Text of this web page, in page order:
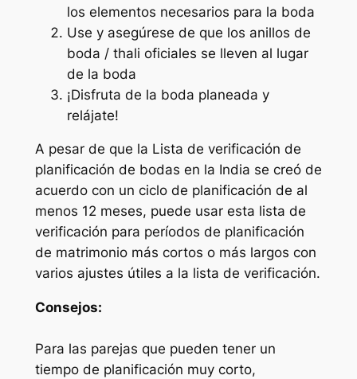
los elementos necesarios para la boda
Use y asegúrese de que los anillos de
boda / thali oficiales se lleven al lugar
de la boda
¡Disfruta de la boda planeada y
relájate!
A pesar de que la Lista de verificación de
planificación de bodas en la India se creó de
acuerdo con un ciclo de planificación de al
menos 12 meses, puede usar esta lista de
verificación para períodos de planificación
de matrimonio más cortos o más largos con
varios ajustes útiles a la lista de verificación.
Consejos:
Para las parejas que pueden tener un
tiempo de planificación muy corto,